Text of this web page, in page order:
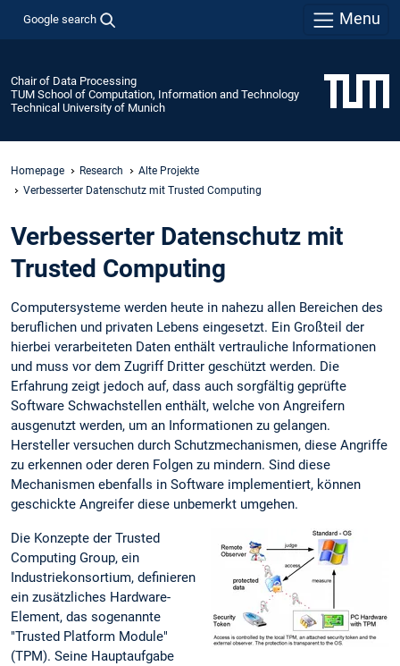
Google search Menu
Chair of Data Processing
TUM School of Computation, Information and Technology
Technical University of Munich
Homepage Research
Alte Projekte
Verbesserter Datenschutz mit Trusted Computing
Verbesserter Datenschutz mit
Trusted Computing
Computersysteme werden heute in nahezu allen Bereichen des
beruflichen und privaten Lebens eingesetzt. Ein Großteil der
hierbei verarbeiteten Daten enthält vertrauliche Informationen
und muss vor dem Zugriff Dritter geschützt werden. Die
Erfahrung zeigt jedoch auf, dass auch sorgfältig geprüfte
Software Schwachstellen enthält, welche von Angreifern
ausgenutzt werden, um an Informationen zu gelangen.
Hersteller versuchen durch Schutzmechanismen, diese Angriffe
zu erkennen oder deren Folgen zu mindern. Sind diese
Mechanismen ebenfalls in Software implementiert, können
geschickte Angreifer diese unbemerkt umgehen.
Die Konzepte der Trusted
Computing Group, ein
Industriekonsortium, definieren
ein zusätzliches Hardware-
Element, das sogenannte
"Trusted Platform Module"
(TPM). Seine Hauptaufgabe